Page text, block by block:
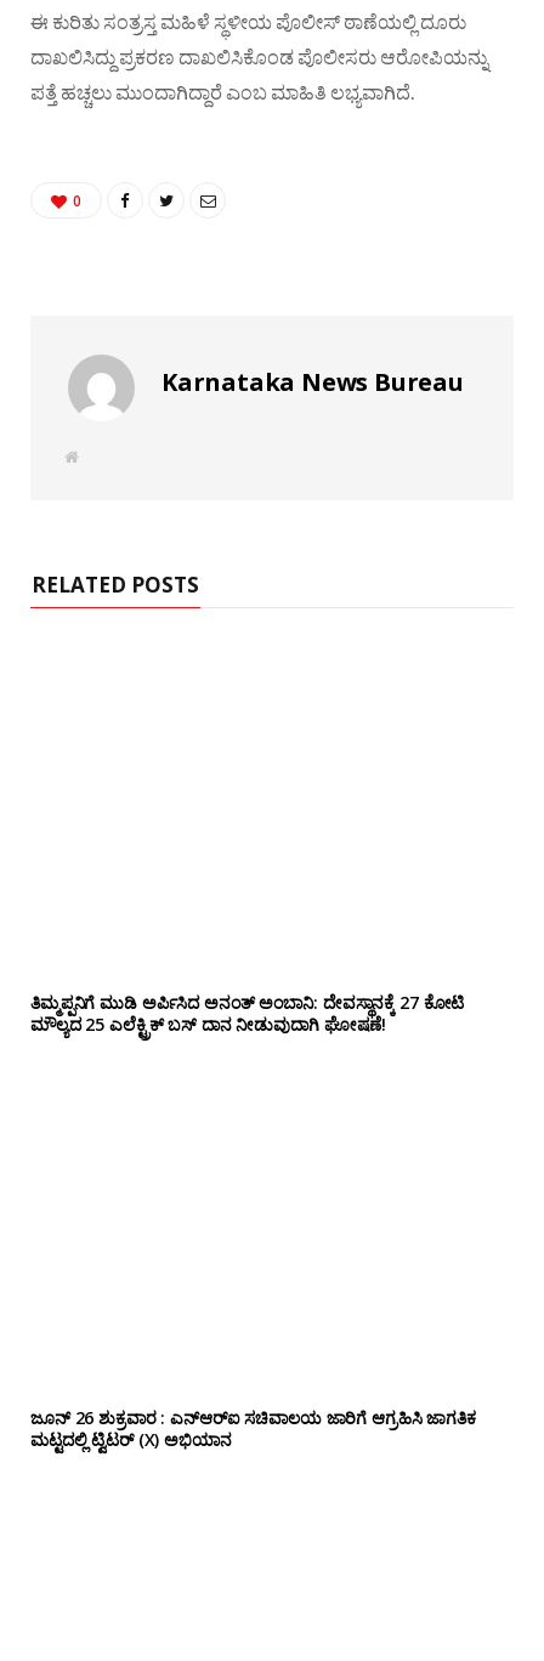
ಈ ಕುರಿತು ಸಂತ್ರಸ್ತ ಮಹಿಳೆ ಸ್ಥಳೀಯ ಪೊಲೀಸ್ ಠಾಣೆಯಲ್ಲಿ ದೂರು
ದಾಖಲಿಸಿದ್ದು ಪ್ರಕರಣ ದಾಖಲಿಸಿಕೊಂಡ ಪೊಲೀಸರು ಆರೋಪಿಯನ್ನು
ಪತ್ತೆ ಹಚ್ಚಲು ಮುಂದಾಗಿದ್ದಾರೆ ಎಂಬ ಮಾಹಿತಿ ಲಭ್ಯವಾಗಿದೆ.
0
Karnataka News Bureau
W
RELATED POSTS
ತಿಮ್ಮಪ್ಪನಿಗೆ ಮುಡಿ ಅರ್ಪಿಸಿದ ಅನಂತ್ ಅಂಬಾನಿ: ದೇವಸ್ಥಾನಕ್ಕೆ 27 ಕೋಟಿ
ಮೌಲ್ಯದ 25 ಎಲೆಕ್ಟ್ರಿಕ್ ಬಸ್ ದಾನ ನೀಡುವುದಾಗಿ ಘೋಷಣೆ!
ಜೂನ್ 26 ಶುಕ್ರವಾರ : ಎನ್‌ಆರ್‌ಐ ಸಚಿವಾಲಯ ಜಾರಿಗೆ ಆಗ್ರಹಿಸಿ ಜಾಗತಿಕ
ಮಟ್ಟದಲ್ಲಿ ಟ್ವಿಟರ್ (X) ಅಭಿಯಾನ